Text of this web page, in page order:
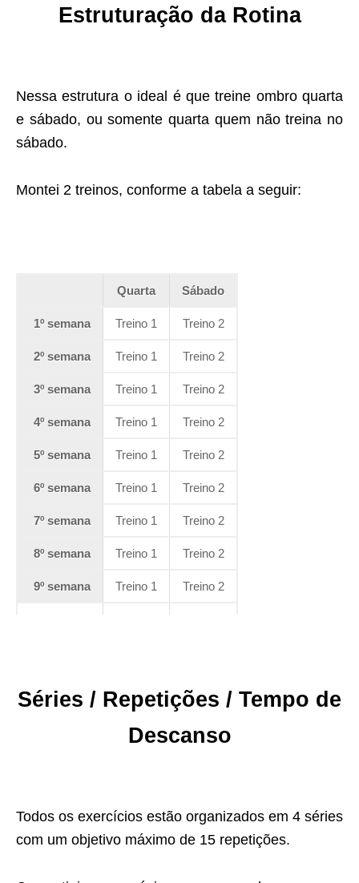
Estruturação da Rotina
Nessa estrutura o ideal é que treine ombro quarta
e sábado, ou somente quarta quem não treina no
sábado.
Montei 2 treinos, conforme a tabela a seguir:
Quarta Sábado
1º semana Treino 1 Treino 2
2º semana Treino 1 Treino 2
3º semana Treino 1 Treino 2
4º semana Treino 1 Treino 2
5º semana Treino 1 Treino 2
6º semana Treino 1 Treino 2
7º semana Treino 1 Treino 2
8º semana Treino 1 Treino 2
9º semana Treino 1 Treino 2
Séries / Repetições / Tempo de
Descanso
Todos os exercícios estão organizados em 4 séries
com um objetivo máximo de 15 repetições.